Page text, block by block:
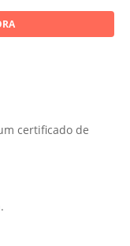
certificado de